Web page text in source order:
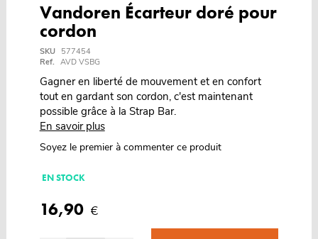
Vandoren Écarteur doré pour
cordon
SKU
577454
Ref. AVD VSBG
Gagner en liberté de mouvement et en confort
tout en gardant son cordon, c'est maintenant
possible grâce à la Strap Bar.
En savoir plus
Soyez le premier à commenter ce produit
EN STOCK
16,90 €